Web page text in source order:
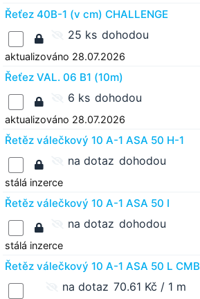
Řeťez 40B-1 (v cm) CHALLENGE
25 ks dohodou
aktualizováno 28.07.2026
Řeťez VAL. 06 B1 (10m)
6 ks dohodou
aktualizováno 28.07.2026
Řetěz válečkový 10 A-1 ASA 50 H-1
na dotaz dohodou
stálá inzerce
Řetěz válečkový 10 A-1 ASA 50 I
na dotaz dohodou
stálá inzerce
Řetěz válečkový 10 A-1 ASA 50 L CMB
na dotaz 70.61 Kč / 1 m